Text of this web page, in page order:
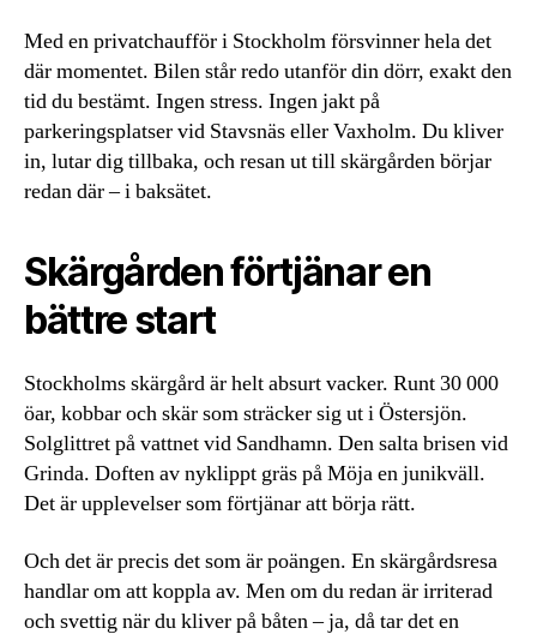
Med en privatchaufför i Stockholm försvinner hela det
där momentet. Bilen står redo utanför din dörr, exakt den
tid du bestämt. Ingen stress. Ingen jakt på
parkeringsplatser vid Stavsnäs eller Vaxholm. Du kliver
in, lutar dig tillbaka, och resan ut till skärgården börjar
redan där – i baksätet.
Skärgården förtjänar en
bättre start
Stockholms skärgård är helt absurt vacker. Runt 30 000
öar, kobbar och skär som sträcker sig ut i Östersjön.
Solglittret på vattnet vid Sandhamn. Den salta brisen vid
Grinda. Doften av nyklippt gräs på Möja en junikväll.
Det är upplevelser som förtjänar att börja rätt.
Och det är precis det som är poängen. En skärgårdsresa
handlar om att koppla av. Men om du redan är irriterad
och svettig när du kliver på båten – ja, då tar det en